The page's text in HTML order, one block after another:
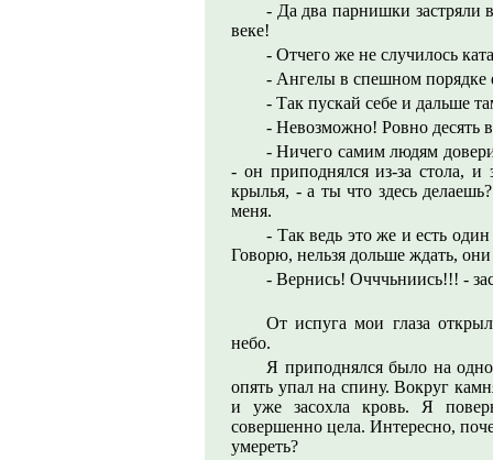
- Да два парнишки застряли
веке!
- Отчего же не случилось
- Ангелы в спешном порядке
- Так пускай себе и дальше
- Невозможно! Ровно десять
- Ничего самим людям
- он приподнялся из-за стола,
крылья, - а ты что здесь
меня.
- Так ведь это же и есть
Говорю, нельзя дольше ждать,
- Вернись! Очччьниись!!! -
От испуга мои глаза
небо.
Я приподнялся было на
опять упал на спину. Вокруг
и уже засохла кровь. Я
совершенно цела. Интересно,
умереть?